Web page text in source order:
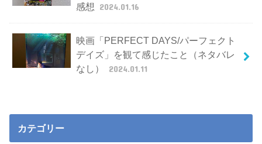
感想 2024.01.16
映画「PERFECT DAYS/パーフェクト
デイズ」を観て感じたこと（ネタバレ
なし）
2024.01.11
カテゴリー